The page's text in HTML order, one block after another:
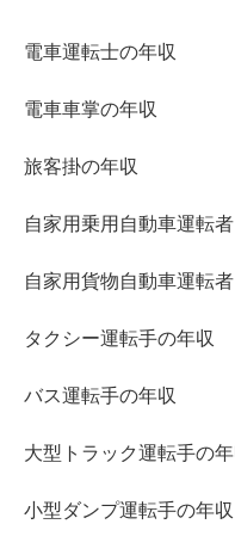
電車運転士の年収
電車車掌の年収
旅客掛の年収
自家用乗用自動車運転者
自家用貨物自動車運転者
タクシー運転手の年収
バス運転手の年収
大型トラック運転手の
小型ダンプ運転手の年収